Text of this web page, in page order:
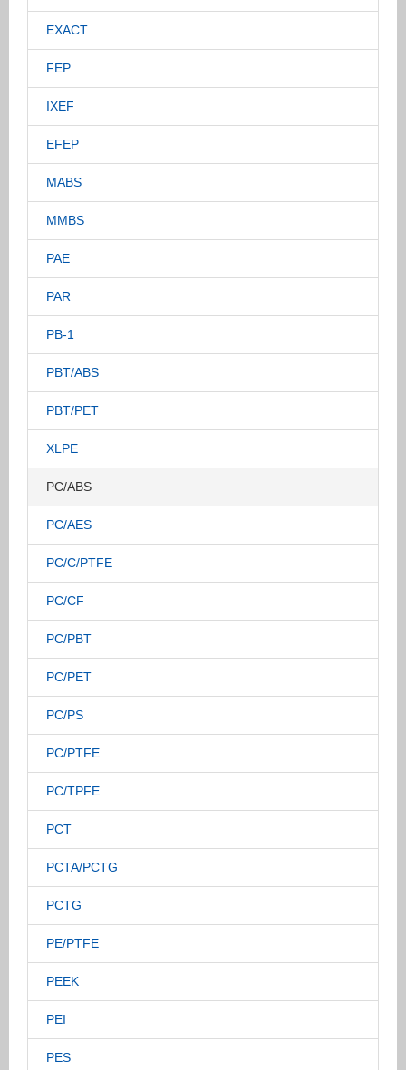
EXACT
FEP
IXEF
EFEP
MABS
MMBS
PAE
PAR
PB-1
PBT/ABS
PBT/PET
XLPE
PC/ABS
PC/AES
PC/C/PTFE
PC/CF
PC/PBT
PC/PET
PC/PS
PC/PTFE
PC/TPFE
PCT
PCTA/PCTG
PCTG
PE/PTFE
PEEK
PEI
PES